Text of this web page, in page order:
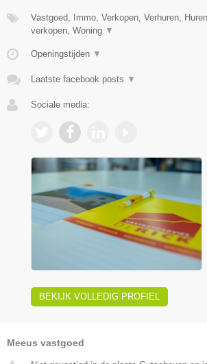
Vastgoed, Immo, Verkopen, Verhuren,
verkopen, Woning ▼
Openingstijden ▼
Laatste facebook posts ▼
Sociale media:
BEKIJK VOLLEDIG PROFIEL
Meeus vastgoed